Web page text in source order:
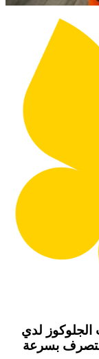
الجلوكوز لدي
بسرعة